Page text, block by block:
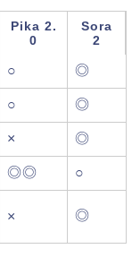
Pika 2.
0
Sora
2
○ ◎
○ ◎
× ◎
◎◎ ○
× ◎